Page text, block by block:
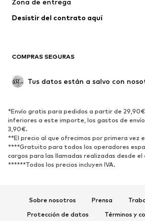
Ropa de baño
Nuevo
Tendencia
Zapatos bajos
Zapatos
Zapatos abiertos
DEPORTE
Ropa deportiva
Disciplinas
Complementos deportivos
COMPLEMENTOS
Zona de entrega
Desistir del contrato aquí
COMPRAS SEGURAS
Tus datos están a salvo con
*Envío gratis para pedidos a partir de
inferiores a este importe, los gastos de envío
3,90€.
**El precio al que ofrecimos por primera vez
****Gratuito para todos los operadores
cargos para las llamadas realizadas desde
******Todos los precios incluyen IVA.
Sobre nosotros Prensa
Protección de datos
Términos y